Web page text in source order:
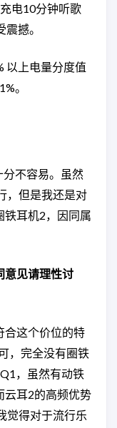
电10分钟听歌
撼。
以上电量分度值
。
不容易。虽然
，但是我还是对
铁耳机2，因同属
意见请理性讨
合这个价位的特
，完全没有圈铁
，虽然有动铁
云耳2的高频优势
觉得对于流行乐